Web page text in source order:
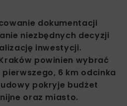
dokumentacji
niezbędnych decyzji
inwestycji.
powinien wybrać
6 km odcinka
pokryje budżet
oraz miasto.